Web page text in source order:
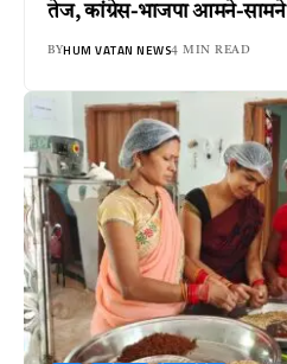
तेज, कांग्रेस-भाजपा आमने-सामने
BYHUM VATAN NEWS4 MIN READ